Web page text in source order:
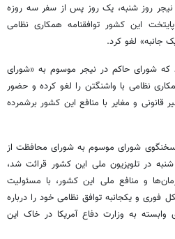
نیجر روز شنبه، یک روز پس از سفر سه روزه
این کشور توافقنامه همکاری نظامی
که شورای حاکم در نیجر موسوم به «شورای
نظامی با واشنگتن را لغو کرده و حضور
قانونی و مغایر با منافع این کشور برشمرده
سخنگوی شورای موسوم به شورای محافظت از
شنبه در تلویزیون ملی این کشور قرائت شد،
و منافع ملی این کشور، با مسئولیت
و یکجانبه توافق نظامی خود را درباره
وابسته به وزارت دفاع آمریکا در خاک این